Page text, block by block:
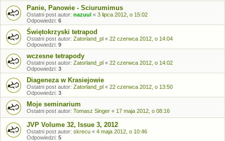
Panie, Panowie - Sciurumimus
Ostatni post autor: nazuul « 3 lipca 2012, o 15:02
Odpowiedzi: 6
Świętokrzyski tetrapod
Ostatni post autor: Zatorland_pl « 22 czerwca 2012, o 14:04
Odpowiedzi: 9
wczesne tetrapody
Ostatni post autor: Zatorland_pl « 22 czerwca 2012, o 14:02
Odpowiedzi: 3
Diageneza w Krasiejowie
Ostatni post autor: Zatorland_pl « 22 czerwca 2012, o 13:50
Odpowiedzi: 3
Moje seminarium
Ostatni post autor: Tomasz Singer « 17 maja 2012, o 08:16
JVP Volume 32, Issue 3, 2012
Ostatni post autor: skrecu « 4 maja 2012, o 10:46
Odpowiedzi: 5